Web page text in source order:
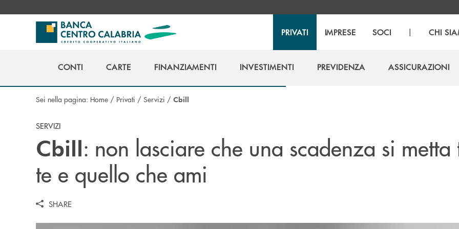
PRIVATI IMPRESE SOCI | CHI
CONTI
CARTE
FINANZIAMENTI
INVESTIMENTI
PREVIDENZA
ASSICURAZIONI
Sei nella pagina: Home / Privati / Servizi / Cbill
SERVIZI
Cbill: non lasciare che una scadenza si metta
te e quello che ami
SHARE